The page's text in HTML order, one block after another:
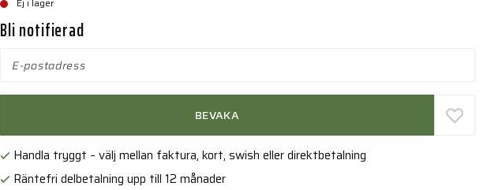
Bli notifierad
BEVAKA
Handla tryggt – välj mellan faktura, kort, swish eller direktbetalning
Räntefri delbetalning upp till 12 månader